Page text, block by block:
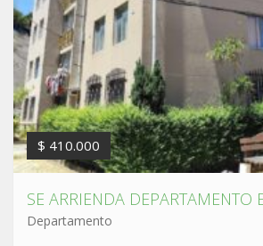
$ 410.000
Departamento